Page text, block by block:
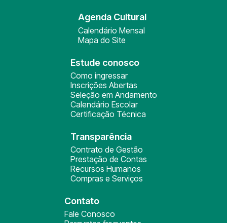
Agenda Cultural
Calendário Mensal
Mapa do Site
Estude conosco
Como ingressar
Inscrições Abertas
Seleção em Andamento
Calendário Escolar
Certificação Técnica
Transparência
Contrato de Gestão
Prestação de Contas
Recursos Humanos
Compras e Serviços
Contato
Fale Conosco